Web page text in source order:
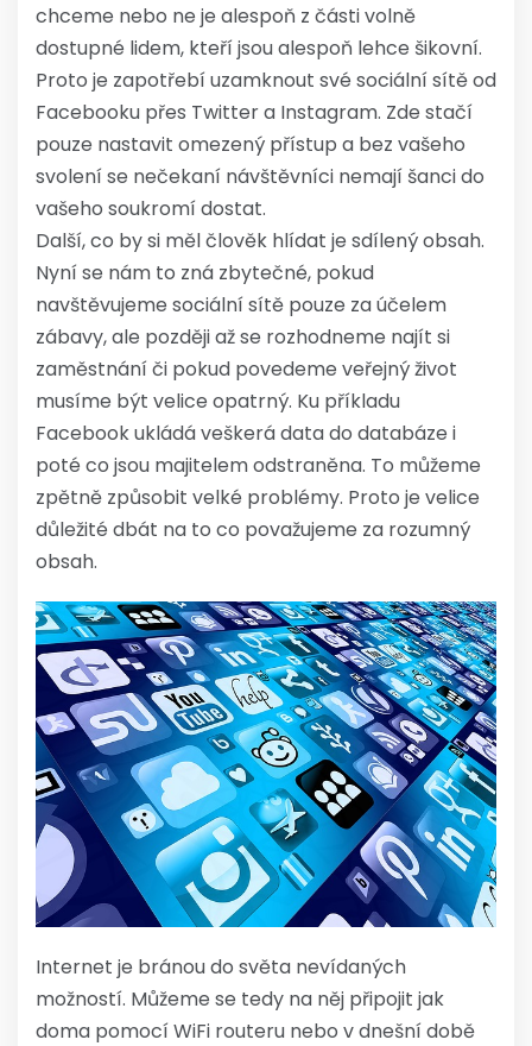
chceme nebo ne je alespoň z části volně
dostupné lidem, kteří jsou alespoň lehce šikovní.
Proto je zapotřebí uzamknout své sociální sítě od
Facebooku přes Twitter a Instagram. Zde stačí
pouze nastavit omezený přístup a bez vašeho
svolení se nečekaní návštěvníci nemají šanci do
vašeho soukromí dostat.
Další, co by si měl člověk hlídat je sdílený obsah.
Nyní se nám to zná zbytečné, pokud
navštěvujeme sociální sítě pouze za účelem
zábavy, ale později až se rozhodneme najít si
zaměstnání či pokud povedeme veřejný život
musíme být velice opatrný. Ku příkladu
Facebook ukládá veškerá data do databáze i
poté co jsou majitelem odstraněna. To můžeme
zpětně způsobit velké problémy. Proto je velice
důležité dbát na to co považujeme za rozumný
obsah.
Internet je bránou do světa nevídaných
možností. Můžeme se tedy na něj připojit jak
doma pomocí WiFi routeru nebo v dnešní době